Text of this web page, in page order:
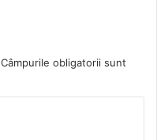
Câmpurile obligatorii sunt